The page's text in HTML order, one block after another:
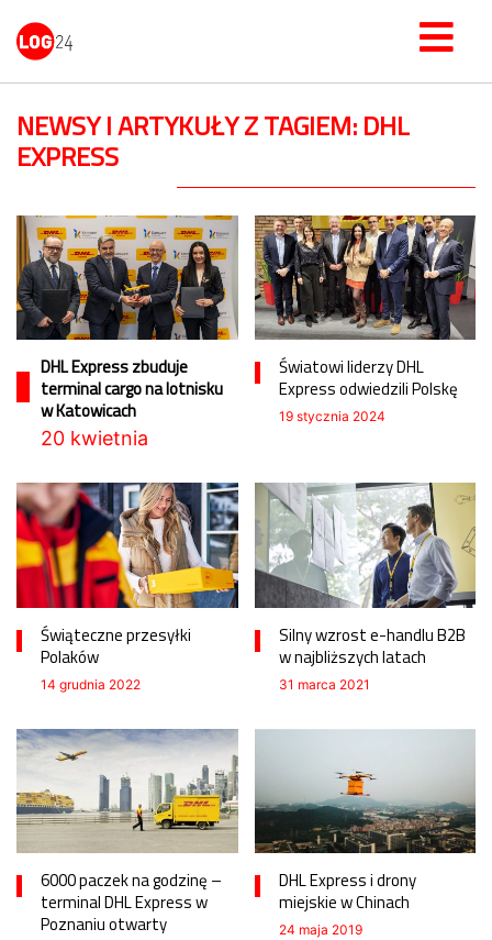
NEWSY I ARTYKUŁY Z TAGIEM: DHL
EXPRESS
DHL Express zbuduje
terminal cargo na lotnisku
w Katowicach
20 kwietnia
Światowi liderzy DHL
Express odwiedzili Polskę
19 stycznia 2024
Świąteczne przesyłki
Polaków
14 grudnia 2022
Silny wzrost e-handlu B2B
w najbliższych latach
31 marca 2021
6000 paczek na godzinę –
terminal DHL Express w
Poznaniu otwarty
DHL Express i drony
miejskie w Chinach
24 maja 2019